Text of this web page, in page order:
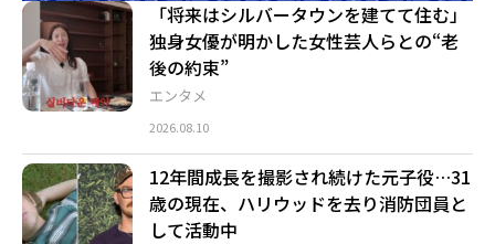
エンタメ
「将来はシルバータウンを建てて住む」
独身女優が明かした女性芸人らとの“老
後の約束”
2026.08.10
12年間成長を撮影され続けた元子役…31
歳の現在、ハリウッドを去り消防団員と
して活動中